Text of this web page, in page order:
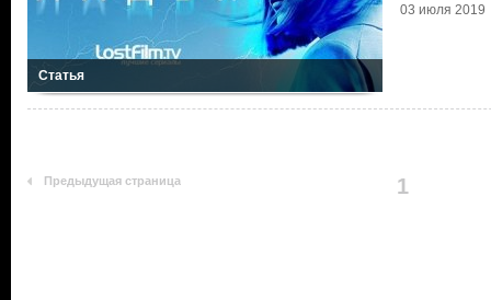
Статья
03 июля 2019
Предыдущая страница 1